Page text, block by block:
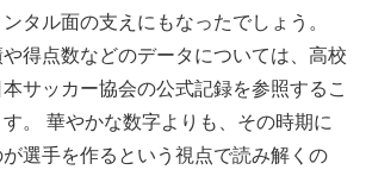
タル面の支えにもなったでしょう。
得点数などのデータについては、高校
サッカー協会の公式記録を参照するこ
。 華やかな数字よりも、その時期に
選手を作るという視点で読み解くの